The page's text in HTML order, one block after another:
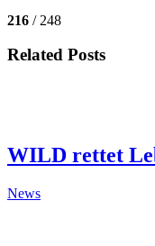
216 / 248
Related Posts
WILD rettet
News